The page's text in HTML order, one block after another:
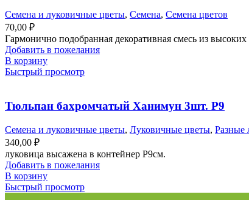
Семена и луковичные цветы, Семена, Семена цветов
70,00 ₽
Гармонично подобранная декоративная смесь из
Добавить в пожелания
В корзину
Быстрый просмотр
Тюльпан бахромчатый Ханимун 3шт. Р9
Семена и луковичные цветы, Луковичные цветы, Разные
340,00 ₽
луковица высажена в контейнер Р9см.
Добавить в пожелания
В корзину
Быстрый просмотр